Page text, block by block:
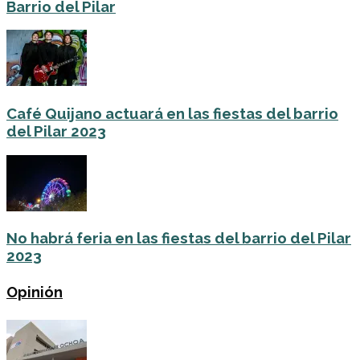
Barrio del Pilar
Café Quijano actuará en las fiestas del barrio
del Pilar 2023
No habrá feria en las fiestas del barrio del Pilar
2023
Opinión